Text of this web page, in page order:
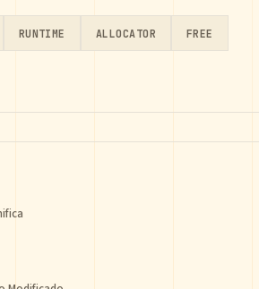
RUNTIME ALLOCATOR FREE